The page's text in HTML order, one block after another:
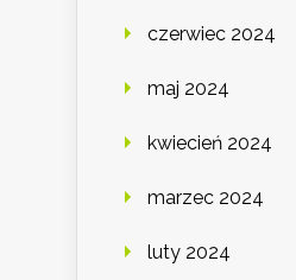
czerwiec 2024
maj 2024
kwiecień 2024
marzec 2024
luty 2024